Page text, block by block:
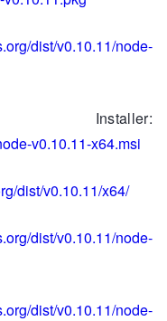
dist/v0.10.11/node-
Installer:
v0.10.11-x64.msi
dist/v0.10.11/x64/
dist/v0.10.11/node-
dist/v0.10.11/node-